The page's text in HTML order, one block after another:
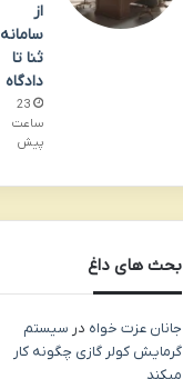
از
سامانه
ثنا تا
دادگاه
23
ساعت
پیش
بحث های داغ
جانان عزت خواه در سیستم
گرمایش کولر گازی چگونه کار
میکند